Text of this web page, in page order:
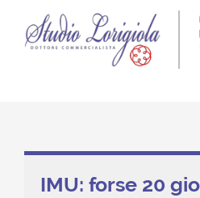
IMU: forse 20